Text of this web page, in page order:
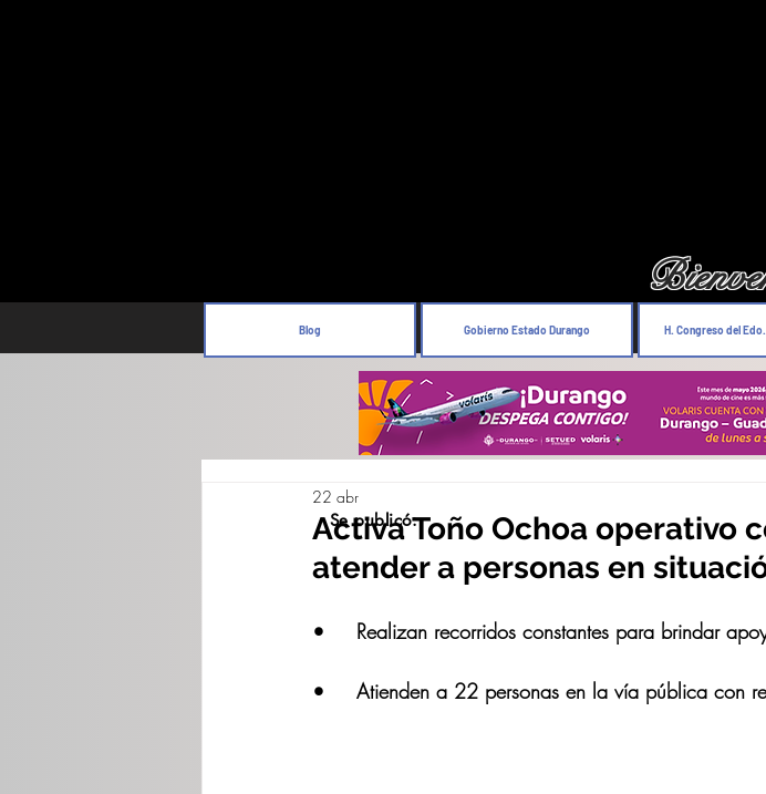
Blog Gobierno Estado Durango H. Congreso del
Activa Toño Ochoa operativo
atender a personas en
22 abr
•	Realizan recorridos constantes para brindar
•	⁠Atienden a 22 personas en la vía pública con
Se publicó: